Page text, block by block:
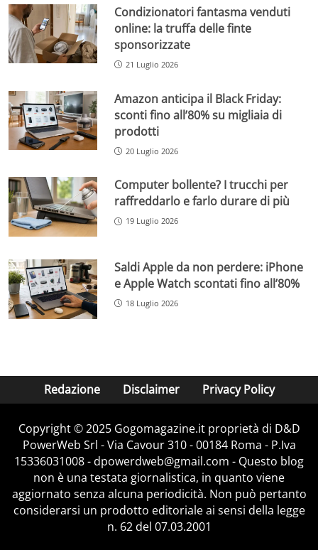
Condizionatori fantasma venduti
online: la truffa delle finte
sponsorizzate
21 Luglio 2026
Amazon anticipa il Black Friday:
sconti fino all’80% su migliaia di
prodotti
20 Luglio 2026
Computer bollente? I trucchi per
raffreddarlo e farlo durare di più
19 Luglio 2026
Saldi Apple da non perdere: iPhone
e Apple Watch scontati fino all’80%
18 Luglio 2026
Redazione Disclaimer Privacy Policy
Copyright © 2025 Gogomagazine.it proprietà di D&D
PowerWeb Srl - Via Cavour 310 - 00184 Roma - P.Iva
15336031008 - dpowerdweb@gmail.com - Questo blog
non è una testata giornalistica, in quanto viene
aggiornato senza alcuna periodicità. Non può pertanto
considerarsi un prodotto editoriale ai sensi della legge
n. 62 del 07.03.2001